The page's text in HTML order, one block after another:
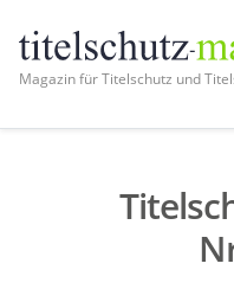
Magazin für Titelschutz und